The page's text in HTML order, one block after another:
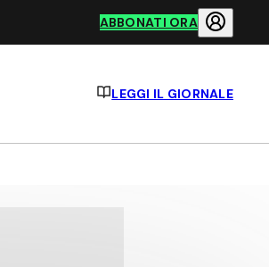
ABBONATI ORA
LEGGI IL GIORNALE